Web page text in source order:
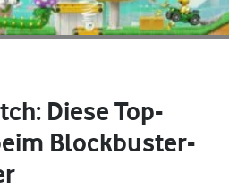
Diese Top-
Blockbuster-